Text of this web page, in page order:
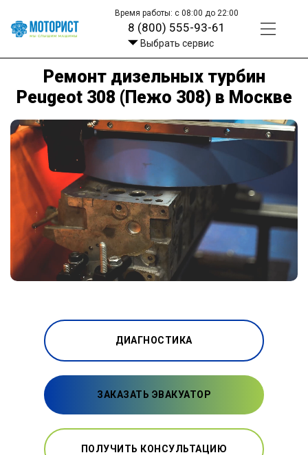
Время работы: с 08:00 до 22:00
8 (800) 555-93-61
Выбрать сервис
Ремонт дизельных турбин
Peugeot 308 (Пежо 308) в Москве
ДИАГНОСТИКА
ЗАКАЗАТЬ ЭВАКУАТОР
ПОЛУЧИТЬ КОНСУЛЬТАЦИЮ